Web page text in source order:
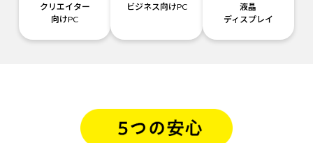
クリエイター
向けPC
ビジネス向けPC
液晶
ディスプレイ